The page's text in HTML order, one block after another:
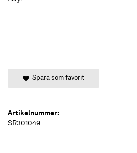
Spara som favorit
Artikelnummer:
SR301049